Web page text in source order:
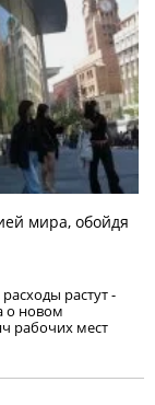
мира, обойдя
растут -
о новом
рабочих мест